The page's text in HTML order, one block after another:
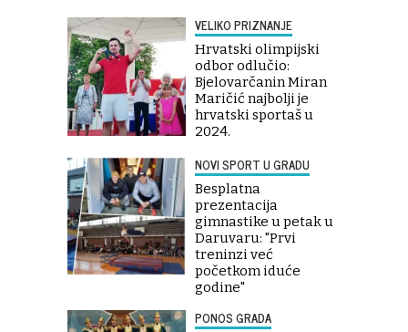
VELIKO PRIZNANJE
Hrvatski olimpijski
odbor odlučio:
Bjelovarčanin Miran
Maričić najbolji je
hrvatski sportaš u
2024.
NOVI SPORT U GRADU
Besplatna
prezentacija
gimnastike u petak u
Daruvaru: "Prvi
treninzi već
početkom iduće
godine"
PONOS GRADA